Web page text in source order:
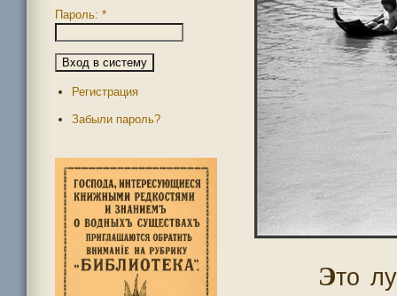
Это
Пароль: *
Регистрация
Забыли пароль?